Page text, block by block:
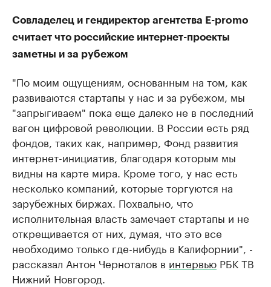
Совладелец и гендиректор агентства E-promo
считает что российские интернет-проекты
заметны и за рубежом
"По моим ощущениям, основанным на том, как
развиваются стартапы у нас и за рубежом, мы
"запрыгиваем" пока еще далеко не в последний
вагон цифровой революции. В России есть ряд
фондов, таких как, например, Фонд развития
интернет-инициатив, благодаря которым мы
видны на карте мира. Кроме того, у нас есть
несколько компаний, которые торгуются на
зарубежных биржах. Похвально, что
исполнительная власть замечает стартапы и не
открещивается от них, думая, что это все
необходимо только где-нибудь в Калифорнии", -
рассказал Антон Черноталов в интервью РБК ТВ
Нижний Новгород.